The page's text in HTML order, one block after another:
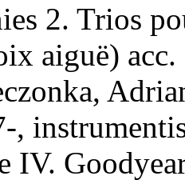
2. Trios
aiguë)
,
IV.